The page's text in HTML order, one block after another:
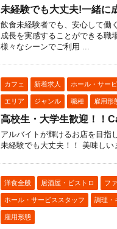
未経験でも大丈夫!一緒に
飲食未経験者でも、安心して働
成長を実感することができる職
様々なシーンでご利用 ...
カフェ 新着求人 ホール・サー
エリア ジャンル 職種 雇用形
高校生・大学生歓迎！！
アルバイトが輝けるお店を目指
未経験でも大丈夫！！ 美味しい
洋食全般 居酒屋・ビストロ フ
ホール・サービススタッフ 調理・
雇用形態